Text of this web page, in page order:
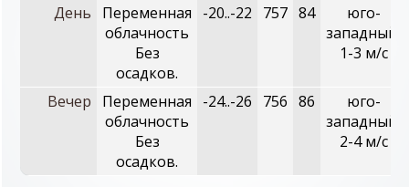
День
Переменная
облачность
Без
осадков.
-20..-22 757 84
юго-
западный,
1-3 м/с
Вечер
Переменная
облачность
Без
осадков.
-24..-26 756 86
юго-
западный,
2-4 м/с